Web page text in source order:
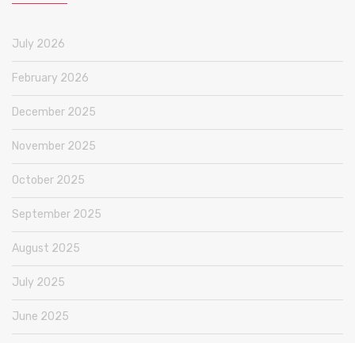
July 2026
February 2026
December 2025
November 2025
October 2025
September 2025
August 2025
July 2025
June 2025